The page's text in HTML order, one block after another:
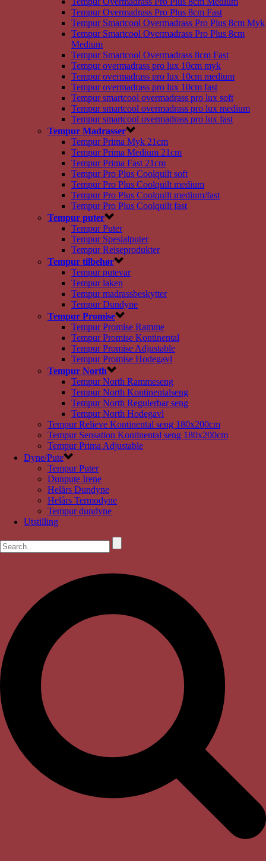
Tempur Overmadrass Pro Plus 8cm Fast
Tempur Smartcool Overmadrass Pro Plus 8cm Myk
Tempur Smartcool Overmadrass Pro Plus 8cm
Medium
Tempur Smartcool Overmadrass 8cm Fast
Tempur overmadrass pro lux 10cm myk
Tempur overmadrass pro lux 10cm medium
Tempur overmadrass pro lux 10cm fast
Tempur smartcool overmadrass pro lux soft
Tempur smartcool overmadrass pro lux medium
Tempur smartcool overmadrass pro lux fast
Tempur Madrasser
Tempur Prima Myk 21cm
Tempur Prima Medium 21cm
Tempur Prima Fast 21cm
Tempur Pro Plus Coolquilt soft
Tempur Pro Plus Coolquilt medium
Tempur Pro Plus Coolquilt medium/fast
Tempur Pro Plus Coolquilt fast
Tempur puter
Tempur Puter
Tempur Spesialputer
Tempur Reiseprodukter
Tempur tilbehør
Tempur putevar
Tempur laken
Tempur madrassbeskytter
Tempur Dundyne
Tempur Promise
Tempur Promise Ramme
Tempur Promise Kontinental
Tempur Promise Adjustable
Tempur Promise Hodegavl
Tempur North
Tempur North Rammeseng
Tempur North Kontinentalseng
Tempur North Regulerbar seng
Tempur North Hodegavl
Tempur Relieve Kontinental seng 180x200cm
Tempur Sensation Kontinental seng 180x200cm
Tempur Prima Adjustable
Dyne/Pute
Tempur Puter
Dunpute Irene
Helårs Dundyne
Helårs Termodyne
Tempur dundyne
Utstilling